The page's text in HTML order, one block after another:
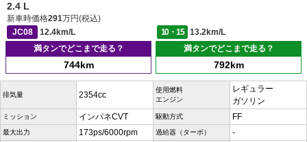
2.4 L
新車時価格291万円(税込)
JC08
12.4km/L 10・15
13.2km/L
満タンでどこまで走る？
744km
満タンでどこまで走る？
792km
排気量 2354cc
使用燃料
エンジン
レギュラー
ガソリン
ミッション インパネCVT 駆動方式 FF
最大出力 173ps/6000rpm 過給器（ターボ） -